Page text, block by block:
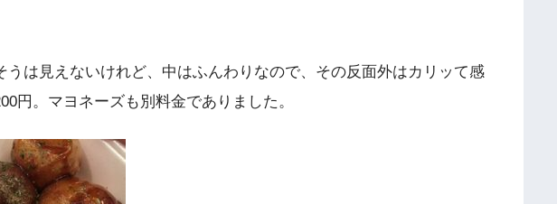
うは見えないけれど、中はふんわりなので、その反面外はカリッて感
円。マヨネーズも別料金でありました。